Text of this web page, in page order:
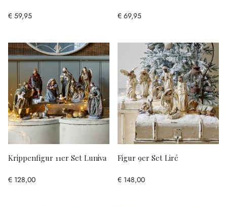
€ 59,95 € 69,95
Krippenfigur 11er Set Luniva
€ 128,00
Figur 9er Set Liré
€ 148,00